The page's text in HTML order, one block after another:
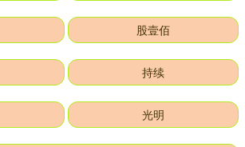
股壹佰
持续
光明